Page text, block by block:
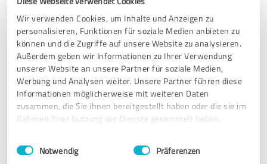
Wir verwenden Cookies, um Inhalte und Anzeigen zu
personalisieren, Funktionen für soziale Medien anbieten zu
können und die Zugriffe auf unsere Website zu analysieren.
Außerdem geben wir Informationen zu Ihrer Verwendung
unserer Website an unsere Partner für soziale Medien,
Werbung und Analysen weiter. Unsere Partner führen diese
Informationen möglicherweise mit weiteren Daten
zusammen, die Sie ihnen bereitgestellt haben oder die sie im
Rahmen Ihrer Nutzung der Dienste gesammelt haben.
Impressum Datenschutzbestimmungen
Einwilligungsauswahl
Notwendig Präferenzen
Herzlichen Dank an Frau Paulick. Sie hat mir mit Ihrem
Einfühlungsvermögen eine Website erstellt, die meine
Persönlichkeit zum Ausdruck bringt und für mich passende
Kunden anspricht.
Erfahrungsbericht & Bewertung zu:
15.02.2021 Anonym